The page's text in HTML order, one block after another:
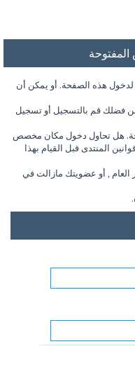
هذه الصفحة. أو يمكن أن
فضلك قم بالتسجيل أو تسجيل
هل تحاول دخول مكان مخصص
المنتدى قبل القيام بهذا
, أو عضويتك مازالت في